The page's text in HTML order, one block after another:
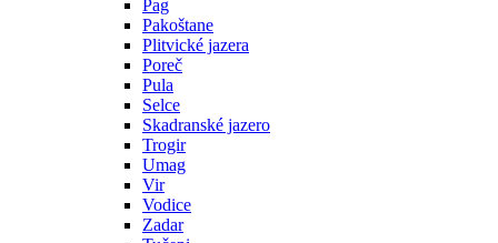
Pag
Pakoštane
Plitvické jazera
Poreč
Pula
Selce
Skadranské jazero
Trogir
Umag
Vir
Vodice
Zadar